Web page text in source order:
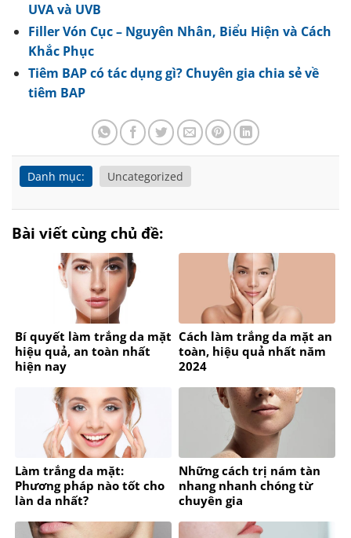
UVA và UVB
Filler Vón Cục – Nguyên Nhân, Biểu Hiện và Cách
Khắc Phục
Tiêm BAP có tác dụng gì? Chuyên gia chia sẻ về
tiêm BAP
Danh mục: Uncategorized
Bài viết cùng chủ đề:
Bí quyết làm trắng da mặt
hiệu quả, an toàn nhất
hiện nay
Cách làm trắng da mặt an
toàn, hiệu quả nhất năm
2024
Làm trắng da mặt:
Phương pháp nào tốt cho
làn da nhất?
Những cách trị nám tàn
nhang nhanh chóng từ
chuyên gia